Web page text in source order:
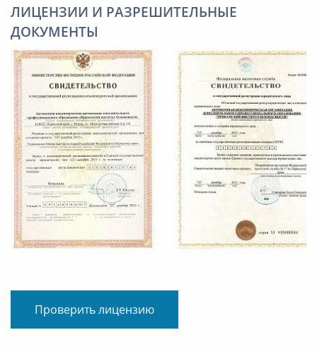
ЛИЦЕНЗИИ И РАЗРЕШИТЕЛЬНЫЕ
ДОКУМЕНТЫ
Проверить лицензию